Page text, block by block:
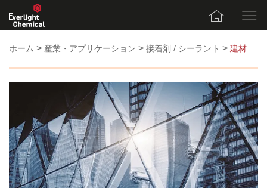
ホーム > 産業・アプリケーション > 接着剤 / シーラント > 建材